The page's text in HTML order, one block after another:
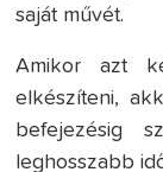
saját művét.
Amikor azt
elkészíteni,
befejezésig
leghosszabb